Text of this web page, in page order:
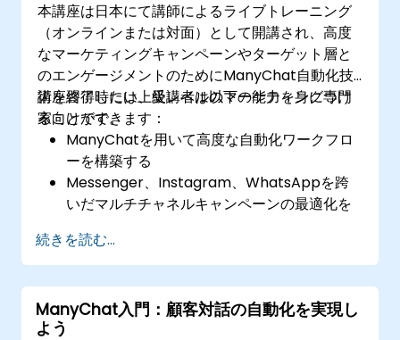
本講座は日本にて講師によるライブトレーニング
（オンラインまたは対面）として開講され、高度
なマーケティングキャンペーンやターゲット層と
のエンゲージメントのためにManyChat自動化技
術を習得したい上級レベルのマーケティング専門
家向けです。
講座終了時には、受講者は以下の能力を身につけ
ることができます：
ManyChatを用いて高度な自動化ワークフロ
ーを構築する
Messenger、Instagram、WhatsAppを跨
いだマルチチャネルキャンペーンの最適化を
チャットボットとのやり取りにおいてA/Bテ
ストを実施する
高度なオーディエンスセグメンテーションを
用いてパーソナライズされたマーケティング
続きを読む...
ManyChat入門：顧客対話の自動化を実現し
よう